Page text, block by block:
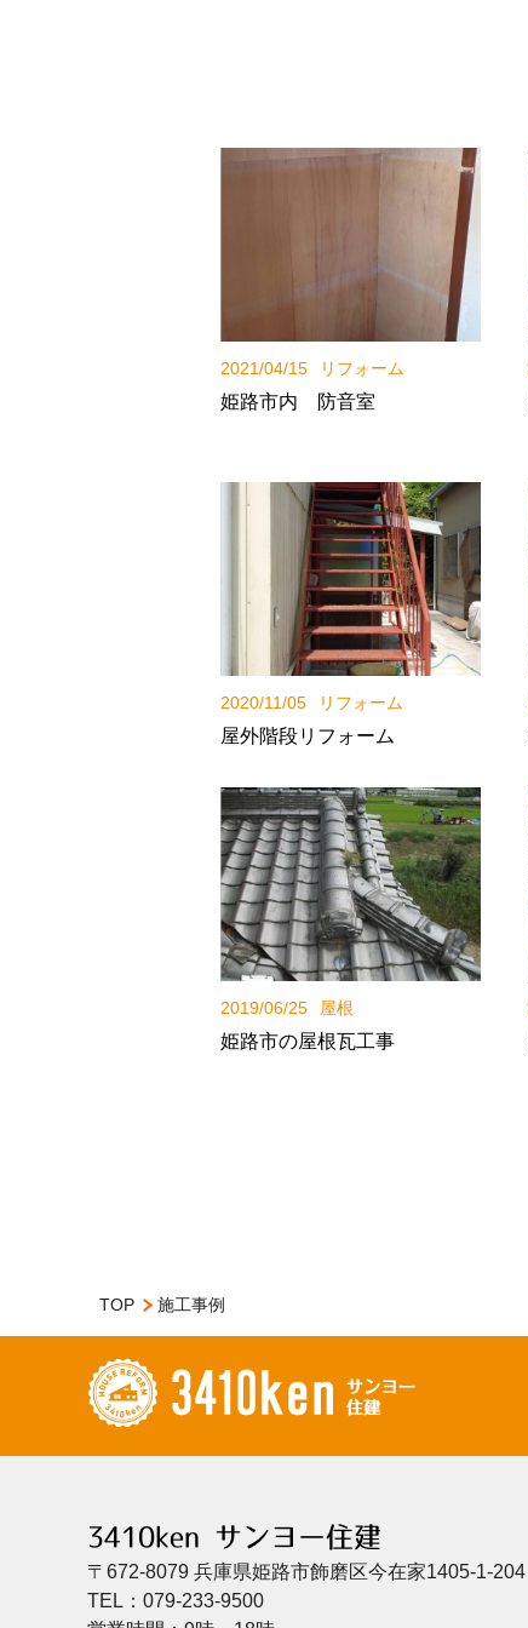
2021/04/15 リフォーム
姫路市内 防音室
2020/11/05 リフォーム
屋外階段リフォーム
2019/06/25 屋根
姫路市の屋根瓦工事
TOP 施工事例
3410ken サンヨー住建
〒672-8079 兵庫県姫路市飾磨区今在家1405-1-204
TEL：079-233-9500